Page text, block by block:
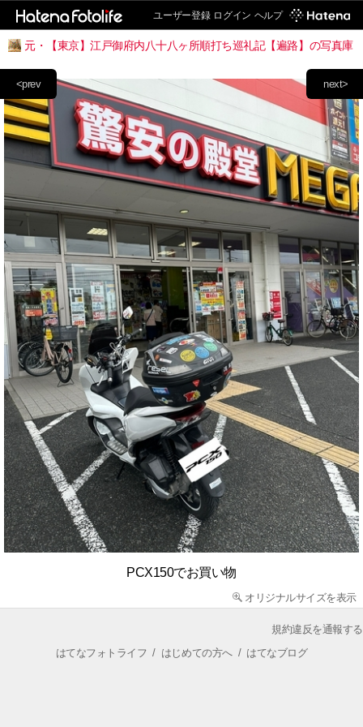
ユーザー登録 ログイン ヘルプ
元・【東京】江戸御府内八十八ヶ所順打ち巡礼記【遍路】の写真庫
next>
<prev
PCX150でお買い物
オリジナルサイズを表示
規約違反を通報する
はてなフォトライフ / はじめての方へ/ はてなブログ